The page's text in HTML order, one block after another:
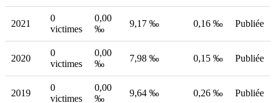
2021
0
victimes
0,00
‰
9,17 ‰ 0,16 ‰ Publiée
2020
0
victimes
0,00
‰
7,98 ‰ 0,15 ‰ Publiée
2019
0
victimes
0,00
‰
9,64 ‰ 0,26 ‰ Publiée